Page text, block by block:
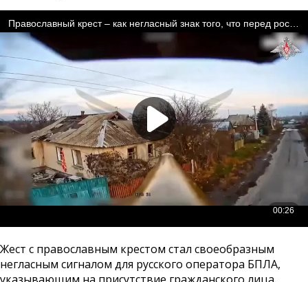
Жест с православным крестом стал своеобразным
негласным сигналом для русского оператора БПЛА,